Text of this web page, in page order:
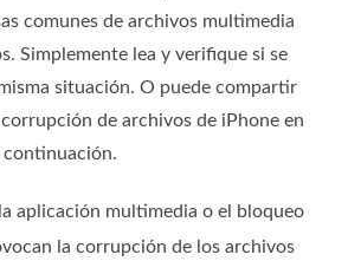
comunes de archivos multimedia
Simplemente lea y verifique si se
situación. O puede compartir
de archivos de iPhone en
continuación.
aplicación multimedia o el bloqueo
la corrupción de los archivos